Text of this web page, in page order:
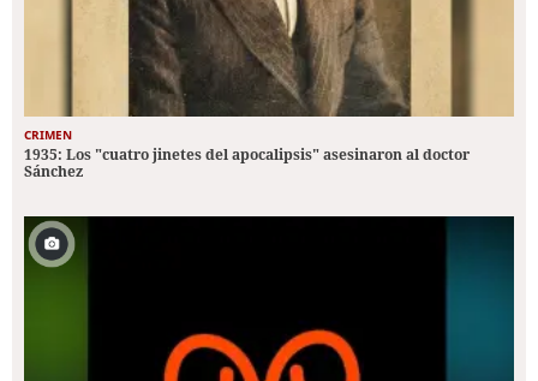
CRIMEN
1935: Los "cuatro jinetes del apocalipsis" asesinaron al doctor
Sánchez